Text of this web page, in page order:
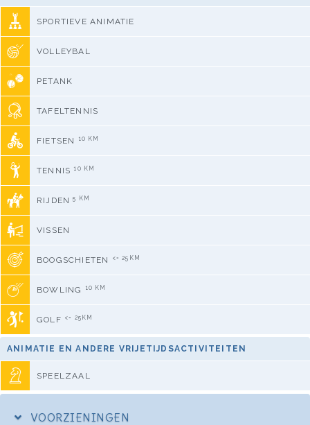
SPORTIEVE ANIMATIE
VOLLEYBAL
PETANK
TAFELTENNIS
FIETSEN 10 KM
TENNIS 10 KM
RIJDEN5 KM
VISSEN
BOOGSCHIETEN <= 25KM
BOWLING 10 KM
GOLF <= 25KM
ANIMATIE EN ANDERE VRIJETIJDSACTIVITEITEN
SPEELZAAL
VOORZIENINGEN